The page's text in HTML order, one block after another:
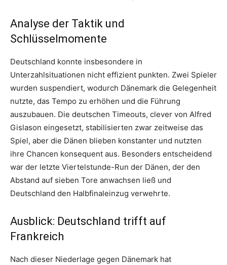
Analyse der Taktik und
Schlüsselmomente
Deutschland konnte insbesondere in
Unterzahlsituationen nicht effizient punkten. Zwei Spieler
wurden suspendiert, wodurch Dänemark die Gelegenheit
nutzte, das Tempo zu erhöhen und die Führung
auszubauen. Die deutschen Timeouts, clever von Alfred
Gislason eingesetzt, stabilisierten zwar zeitweise das
Spiel, aber die Dänen blieben konstanter und nutzten
ihre Chancen konsequent aus. Besonders entscheidend
war der letzte Viertelstunde-Run der Dänen, der den
Abstand auf sieben Tore anwachsen ließ und
Deutschland den Halbfinaleinzug verwehrte.
Ausblick: Deutschland trifft auf
Frankreich
Nach dieser Niederlage gegen Dänemark hat